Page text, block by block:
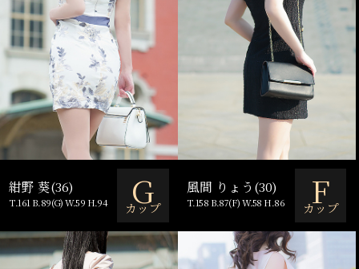
紺野 葵(36)
T.161 B.89(G) W.59 H.94 G
カップ
風間 りょう(30)
T.158 B.87(F) W.58 H.86 F
カップ